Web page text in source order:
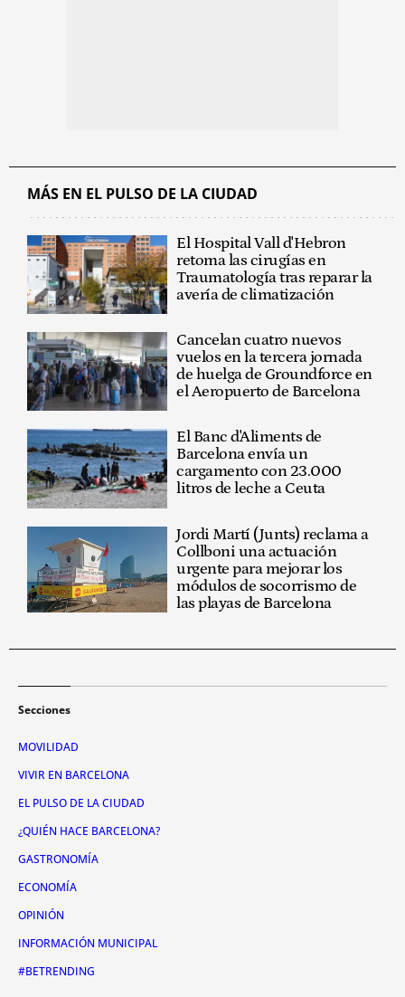
MÁS EN EL PULSO DE LA CIUDAD
El Hospital Vall d'Hebron
retoma las cirugías en
Traumatología tras reparar la
avería de climatización
Cancelan cuatro nuevos
vuelos en la tercera jornada
de huelga de Groundforce en
el Aeropuerto de Barcelona
El Banc d'Aliments de
Barcelona envía un
cargamento con 23.000
litros de leche a Ceuta
Jordi Martí (Junts) reclama a
Collboni una actuación
urgente para mejorar los
módulos de socorrismo de
las playas de Barcelona
Secciones
MOVILIDAD
VIVIR EN BARCELONA
EL PULSO DE LA CIUDAD
¿QUIÉN HACE BARCELONA?
GASTRONOMÍA
ECONOMÍA
OPINIÓN
INFORMACIÓN MUNICIPAL
#BETRENDING